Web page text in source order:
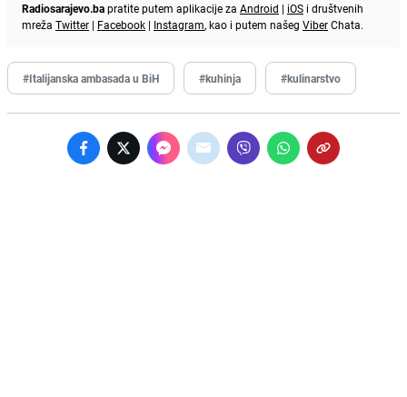
Radiosarajevo.bapratite putem aplikacije za Android | iOS i društvenih
mreža Twitter | Facebook | Instagram, kao i putem našeg ViberChata.
#Italijanska ambasada u BiH #kuhinja #kulinarstvo